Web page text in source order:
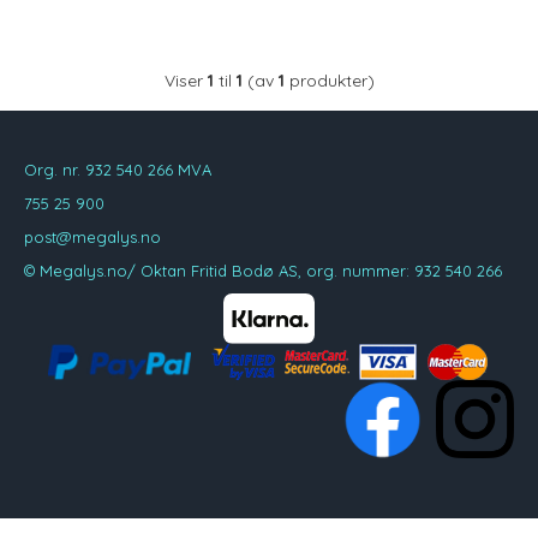
Viser 1 til 1 (av 1 produkter)
Org. nr. 932 540 266 MVA
755 25 900
post@megalys.no
© Megalys.no/ Oktan Fritid Bodø AS, org. nummer: 932 540 266